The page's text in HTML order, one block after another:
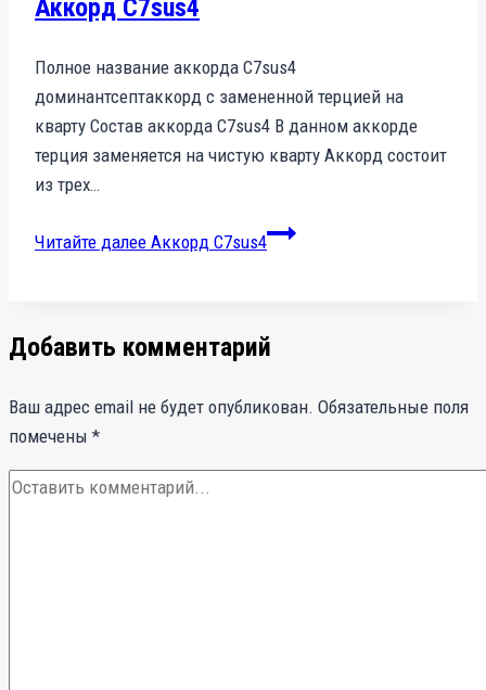
Аккорд C7sus4
Полное название аккорда C7sus4
доминантсептаккорд с замененной терцией на
кварту Состав аккорда C7sus4 В данном аккорде
терция заменяется на чистую кварту Аккорд состоит
из трех…
Читайте далее Аккорд C7sus4
Добавить комментарий
Ваш адрес email не будет опубликован. Обязательные поля
помечены *